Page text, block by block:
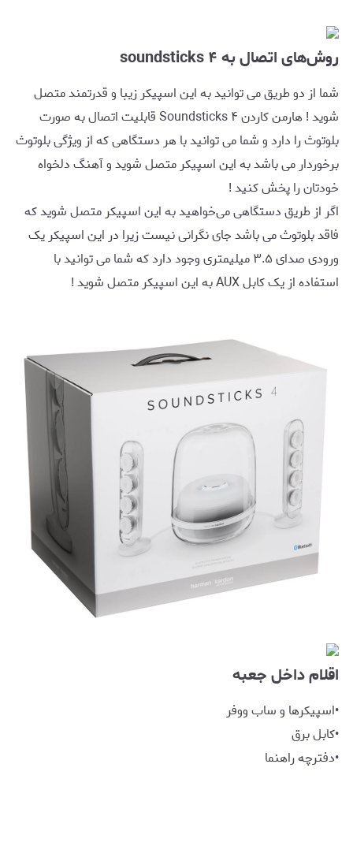
روش‌های اتصال به soundsticks ۴
شما از دو طریق می توانید به این اسپیکر زیبا و قدرتمند متصل
شوید ! هارمن کاردن Soundsticks ۴ قابلیت اتصال به صورت
بلوتوث را دارد و شما می توانید با هر دستگاهی که از ویژگی بلوتوث
برخوردار می باشد به این اسپیکر متصل شوید و آهنگ دلخواه
خودتان را پخش کنید !
اگر از طریق دستگاهی می‌خواهید به این اسپیکر متصل شوید که
فاقد بلوتوث می باشد جای نگرانی نیست زیرا در این اسپیکر یک
ورودی صدای ۳.۵ میلیمتری وجود دارد که شما می توانید با
استفاده از یک کابل AUX به این اسپیکر متصل شوید !
اقلام داخل جعبه
•اسپیکر‌ها و ساب ووفر
•کابل برق
•دفترچه راهنما